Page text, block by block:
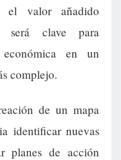
el valor añadido
será clave para
en un
complejo.
de un mapa
identificar nuevas
planes de acción